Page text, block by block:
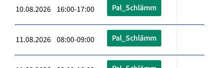
10.08.2026 16:00-17:00 Pal_Schlämm
11.08.2026 08:00-09:00 Pal_Schlämm